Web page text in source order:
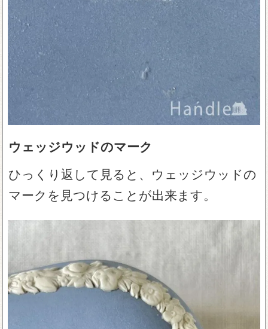
ウェッジウッドのマーク
ひっくり返して見ると、ウェッジウッドの
マークを見つけることが出来ます。